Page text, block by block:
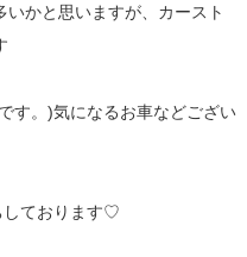
かと思いますが、カースト
す。)気になるお車などござい
しております♡